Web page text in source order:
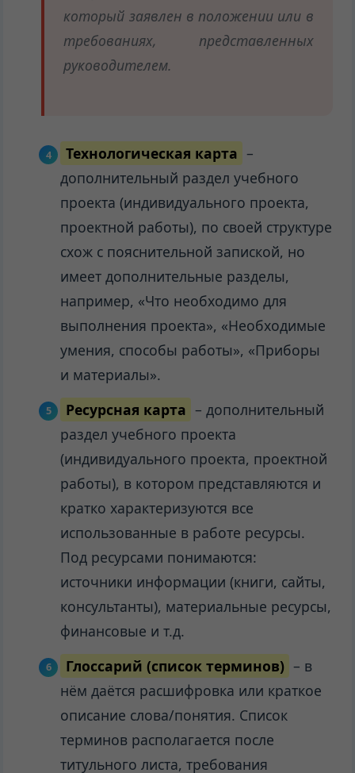
который заявлен в положении или в
требованиях, представленных
руководителем.
Технологическая карта –
дополнительный раздел учебного
проекта (индивидуального проекта,
проектной работы), по своей структуре
схож с пояснительной запиской, но
имеет дополнительные разделы,
например, «Что необходимо для
выполнения проекта», «Необходимые
умения, способы работы», «Приборы
и материалы».
Ресурсная карта – дополнительный
раздел учебного проекта
(индивидуального проекта, проектной
работы), в котором представляются и
кратко характеризуются все
использованные в работе ресурсы.
Под ресурсами понимаются:
источники информации (книги, сайты,
консультанты), материальные ресурсы,
финансовые и т.д.
Глоссарий (список терминов) – в
нём даётся расшифровка или краткое
описание слова/понятия. Список
терминов располагается после
титульного листа, требования